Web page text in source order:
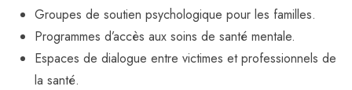
Groupes de soutien psychologique pour les familles.
Programmes d’accès aux soins de santé mentale.
Espaces de dialogue entre victimes et professionnels de
la santé.